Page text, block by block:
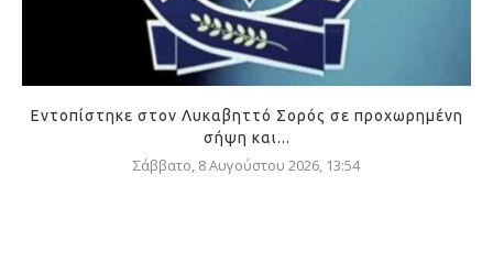
Εντοπίστηκε στον Λυκαβηττό Σορός σε προχωρημένη
σήψη και...
Σάββατο, 8 Αυγούστου 2026, 13:54